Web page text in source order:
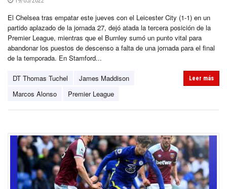
El Chelsea tras empatar este jueves con el Leicester City (1-1) en un
partido aplazado de la jornada 27, dejó atada la tercera posición de la
Premier League, mientras que el Burnley sumó un punto vital para
abandonar los puestos de descenso a falta de una jornada para el final
de la temporada. En Stamford...
DT Thomas Tuchel
James Maddison
Marcos Alonso
Premier League
Leer más